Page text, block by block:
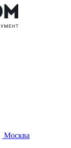
Москва